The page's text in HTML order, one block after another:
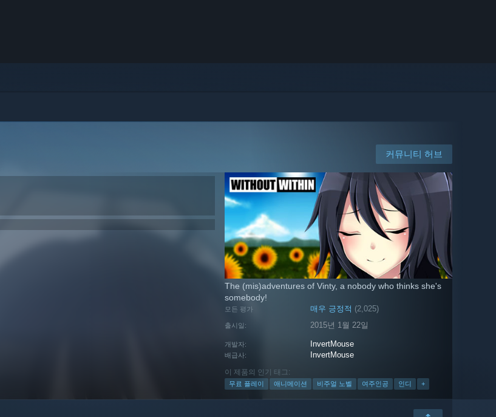
커뮤니티 허브
The (mis)adventures of Vinty, a nobody who thinks she's
somebody!
모든 평가 매우 긍정적 (2,025)
출시일: 2015년 1월 22일
개발자: InvertMouse
배급사: InvertMouse
이 제품의 인기 태그:
무료 플레이 애니메이션 비주얼 노벨 여주인공 인디 +